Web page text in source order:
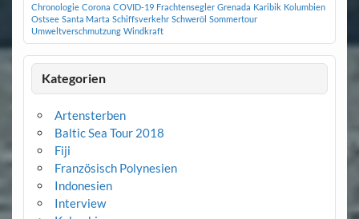
Chronologie Corona COVID-19 Frachtensegler Grenada Karibik Kolumbien
Ostsee Santa Marta Schiffsverkehr Schweröl Sommertour
Umweltverschmutzung Windkraft
Kategorien
Artensterben
Baltic Sea Tour 2018
Fiji
Französisch Polynesien
Indonesien
Interview